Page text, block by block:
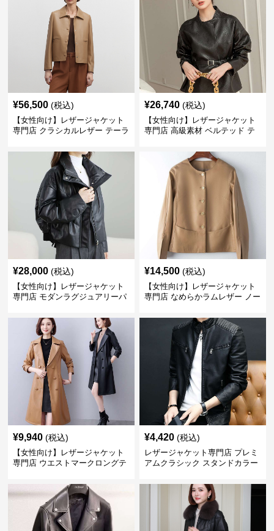
¥56,500 (税込)
【女性向け】レザージャケット
専門店 クラシカルレザー テーラ
¥26,740 (税込)
【女性向け】レザージャケット
専門店 高級素材 ベルテッド テ
¥28,000 (税込)
【女性向け】レザージャケット
専門店 モダンラグジュアリーパ
¥14,500 (税込)
【女性向け】レザージャケット
専門店 なめらかラムレザー ノー
¥9,940 (税込)
【女性向け】レザージャケット
専門店 ウエストマークロングテ
¥4,420 (税込)
レザージャケット専門店 プレミ
アムクラシック スタンドカラー